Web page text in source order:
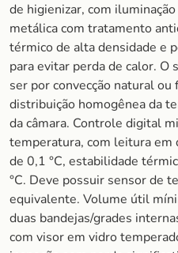
de higienizar, com
metálica com tratamento
térmico de alta densidade e
para evitar perda de calor. O
ser por convecção natural ou
distribuição homogênea da
da câmara. Controle digital
temperatura, com leitura em
de 0,1 °C, estabilidade
°C. Deve possuir sensor de
equivalente. Volume útil
duas bandejas/grades
com visor em vidro